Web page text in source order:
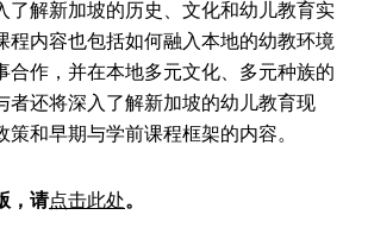
了解新加坡的历史、⽂化和幼儿教育实
程内容也包括如何融入本地的幼教环境
合作，并在本地多元⽂化、多元种族的
者还将深入了解新加坡的幼儿教育现
策和早期与学前课程框架的内容。
，请点击此处。